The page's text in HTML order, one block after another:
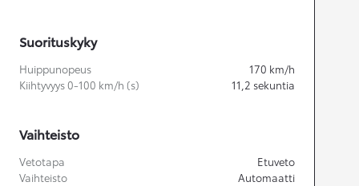
Suorituskyky
Huippunopeus 170 km/h
Kiihtyvyys 0-100 km/h (s)
11,2 sekuntia
Vaihteisto
Vetotapa
Etuveto
Vaihteisto
Automaatti